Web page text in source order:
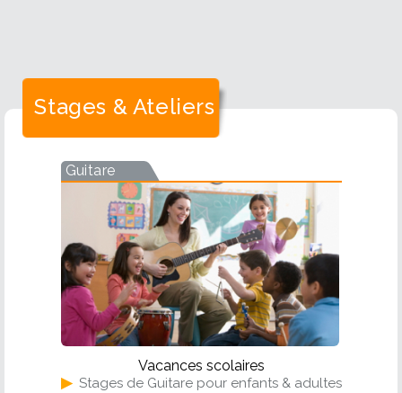
Stages & Ateliers
Guitare
Vacances scolaires
▶ Stages de Guitare pour enfants & adultes